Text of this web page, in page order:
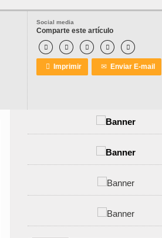
Social media
Comparte este artículo
    
 Imprimir ✉ Enviar E-mail